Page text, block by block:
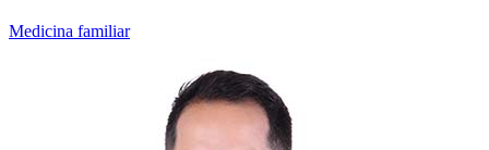
Medicina familiar